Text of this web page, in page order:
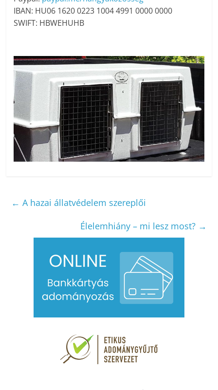
IBAN: HU06 1620 0223 1004 4991 0000 0000
SWIFT: HBWEHUHB
← A hazai állatvédelem szereplői
Élelemhiány – mi lesz most? →